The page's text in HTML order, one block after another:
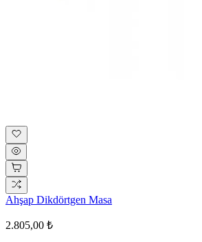
Ahşap Dikdörtgen Masa
2.805,00 ₺